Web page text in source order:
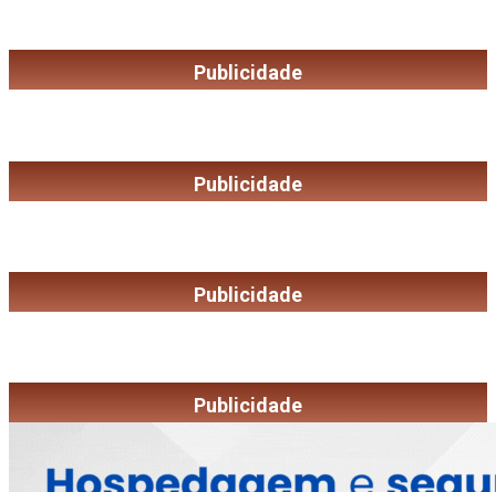
Publicidade
Publicidade
Publicidade
Publicidade